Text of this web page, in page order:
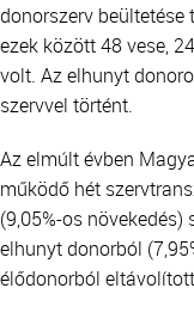
donorszerv beültetése
ezek között 48 vese,
volt. Az elhunyt
szervvel történt.
Az elmúlt évben
működő hét
(9,05%-os
elhunyt donorból
élődonorból